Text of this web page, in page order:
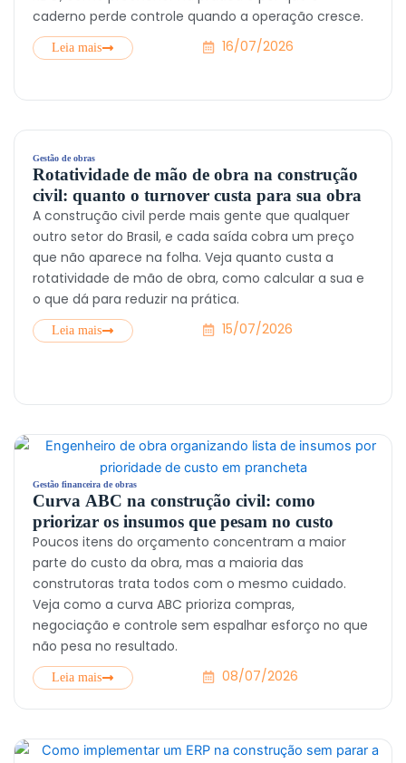
caderno perde controle quando a operação cresce.
Leia mais 16/07/2026
Gestão de obras
Rotatividade de mão de obra na construção
civil: quanto o turnover custa para sua obra
A construção civil perde mais gente que qualquer
outro setor do Brasil, e cada saída cobra um preço
que não aparece na folha. Veja quanto custa a
rotatividade de mão de obra, como calcular a sua e
o que dá para reduzir na prática.
Leia mais 15/07/2026
Gestão financeira de obras
Curva ABC na construção civil: como
priorizar os insumos que pesam no custo
Poucos itens do orçamento concentram a maior
parte do custo da obra, mas a maioria das
construtoras trata todos com o mesmo cuidado.
Veja como a curva ABC prioriza compras,
negociação e controle sem espalhar esforço no que
não pesa no resultado.
Leia mais 08/07/2026